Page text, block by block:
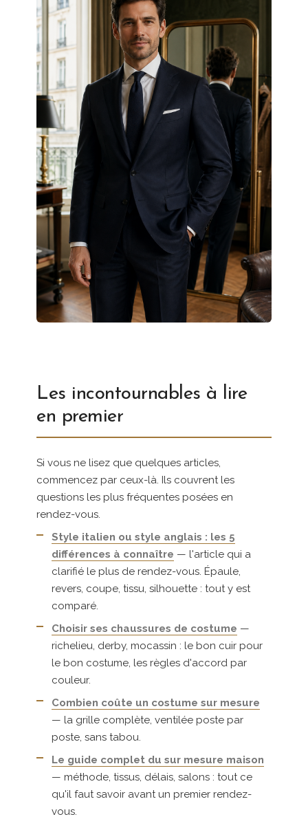
Les incontournables à lire
en premier
Si vous ne lisez que quelques articles,
commencez par ceux-là. Ils couvrent les
questions les plus fréquentes posées en
rendez-vous.
Style italien ou style anglais : les 5
différences à connaître — l'article qui a
clarifié le plus de rendez-vous. Épaule,
revers, coupe, tissu, silhouette : tout y est
comparé.
Choisir ses chaussures de costume —
richelieu, derby, mocassin : le bon cuir pour
le bon costume, les règles d'accord par
couleur.
Combien coûte un costume sur mesure
— la grille complète, ventilée poste par
poste, sans tabou.
Le guide complet du sur mesure maison
— méthode, tissus, délais, salons : tout ce
qu'il faut savoir avant un premier rendez-
vous.